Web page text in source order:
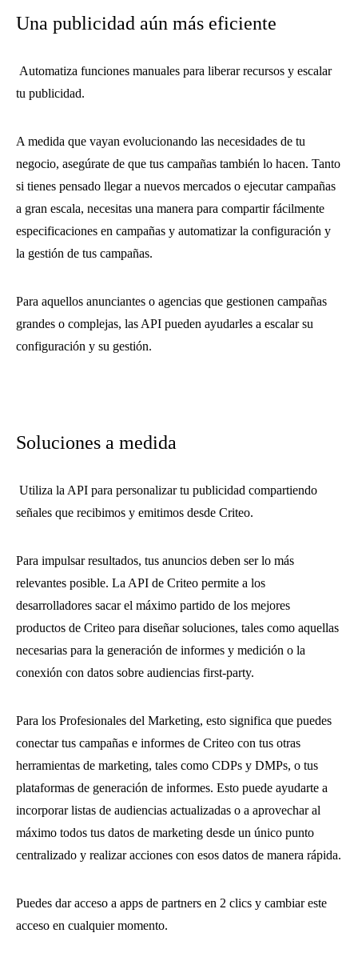
Una publicidad aún más eficiente
Automatiza funciones manuales para liberar recursos y escalar
tu publicidad.
A medida que vayan evolucionando las necesidades de tu
negocio, asegúrate de que tus campañas también lo hacen. Tanto
si tienes pensado llegar a nuevos mercados o ejecutar campañas
a gran escala, necesitas una manera para compartir fácilmente
especificaciones en campañas y automatizar la configuración y
la gestión de tus campañas.
Para aquellos anunciantes o agencias que gestionen campañas
grandes o complejas, las API pueden ayudarles a escalar su
configuración y su gestión.
Soluciones a medida
Utiliza la API para personalizar tu publicidad compartiendo
señales que recibimos y emitimos desde Criteo.
Para impulsar resultados, tus anuncios deben ser lo más
relevantes posible. La API de Criteo permite a los
desarrolladores sacar el máximo partido de los mejores
productos de Criteo para diseñar soluciones, tales como aquellas
necesarias para la generación de informes y medición o la
conexión con datos sobre audiencias first-party.
Para los Profesionales del Marketing, esto significa que puedes
conectar tus campañas e informes de Criteo con tus otras
herramientas de marketing, tales como CDPs y DMPs, o tus
plataformas de generación de informes. Esto puede ayudarte a
incorporar listas de audiencias actualizadas o a aprovechar al
máximo todos tus datos de marketing desde un único punto
centralizado y realizar acciones con esos datos de manera rápida.
Puedes dar acceso a apps de partners en 2 clics y cambiar este
acceso en cualquier momento.